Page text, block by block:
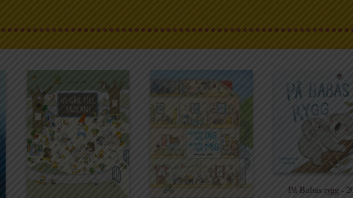
På Babas rygg -